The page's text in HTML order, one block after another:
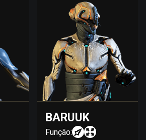
BARUUK
Função: